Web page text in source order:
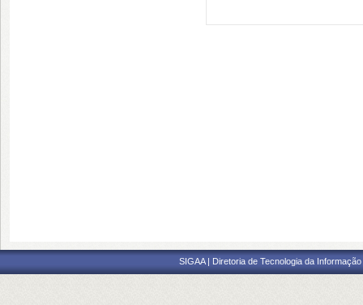
SIGAA | Diretoria de Tecnologia da